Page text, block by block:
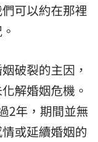
可以約在那裡
破裂的主因，
解婚姻危機。
2年，期間並無
或延續婚姻的